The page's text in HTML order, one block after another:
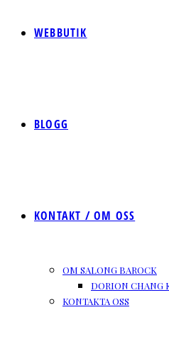
WEBBUTIK
BLOGG
KONTAKT / OM OSS
OM SALONG BAROCK
DORION CHANG
KONTAKTA OSS